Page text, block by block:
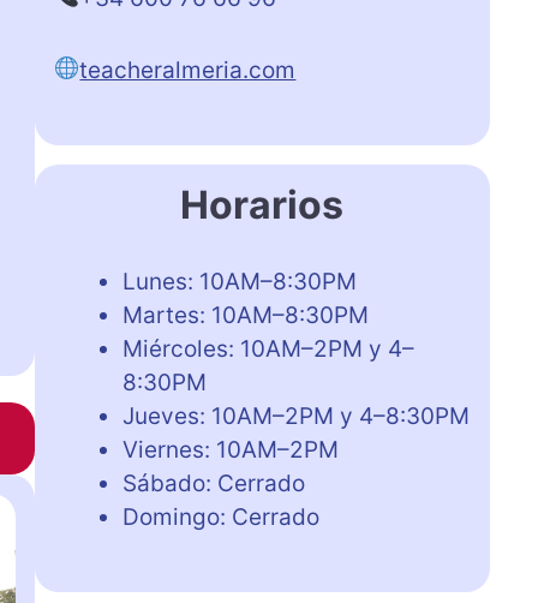
teacheralmeria.com
Horarios
Lunes: 10AM–8:30PM
Martes: 10AM–8:30PM
Miércoles: 10AM–2PM y 4–
8:30PM
Jueves: 10AM–2PM y 4–8:30PM
Viernes: 10AM–2PM
Sábado: Cerrado
Domingo: Cerrado